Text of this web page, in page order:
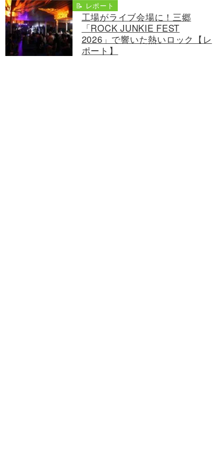
📝 レポート
工場がライブ会場に！三郷
「ROCK JUNKIE FEST
2026」で響いた熱いロック【レ
ポート】